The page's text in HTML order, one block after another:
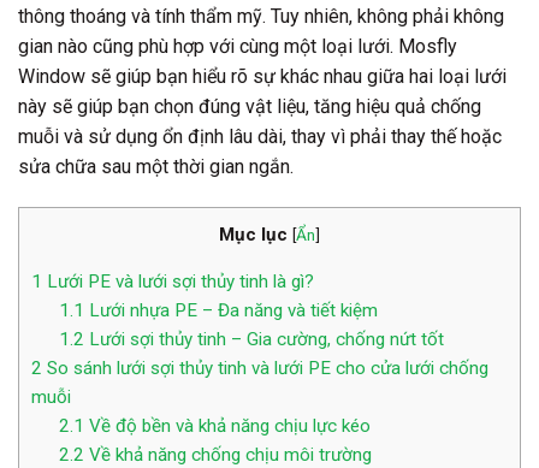
thông thoáng và tính thẩm mỹ. Tuy nhiên, không phải không
gian nào cũng phù hợp với cùng một loại lưới. Mosfly
Window sẽ giúp bạn hiểu rõ sự khác nhau giữa hai loại l ưới
này sẽ giúp bạn chọn đúng vật liệu, tăng hiệu quả chống
muỗi và sử dụng ổn định lâu dài, thay vì phải thay thế hoặc
sửa chữa sau một thời gian ngắn.
Mục lục [Ẩn]
1 Lưới PE và lưới sợi thủy tinh là gì?
1.1 Lưới nhựa PE – Đa năng và tiết kiệm
1.2 Lưới sợi thủy tinh – Gia cường, chống nứt tốt
2 So sánh lưới sợi thủy tinh và lưới PE cho cửa lưới chống
muỗi
2.1 Về độ bền và khả năng chịu lực kéo
2.2 Về khả năng chống chịu môi trường